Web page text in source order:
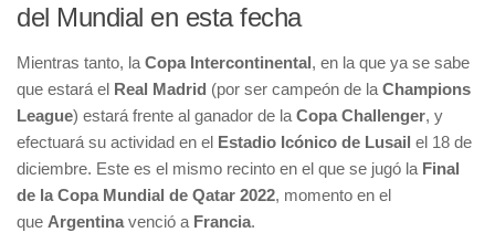
del Mundial en esta fecha
Mientras tanto, la Copa Intercontinental, en la que ya se sabe
que estará el Real Madrid (por ser campeón de la Champions
League) estará frente al ganador de la Copa Challenger, y
efectuará su actividad en el Estadio Icónico de Lusail el 18 de
diciembre. Este es el mismo recinto en el que se jugó la Final
de la Copa Mundial de Qatar 2022, momento en el
que Argentina venció a Francia.